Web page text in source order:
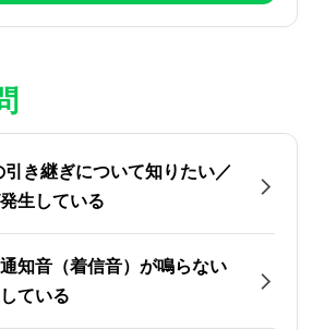
き継ぎについて知りたい／
生している
知音（着信音）が鳴らない
ている